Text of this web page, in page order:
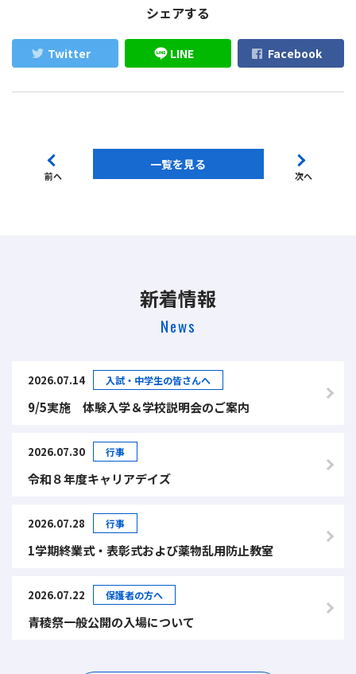
シェアする
Twitter LINE Facebook
前へ
一覧を見る
次へ
新着情報
News
2026.07.14 入試・中学生の皆さんへ
9/5実施 体験入学＆学校説明会のご案内
2026.07.30 行事
令和８年度キャリアデイズ
2026.07.28 行事
1学期終業式・表彰式および薬物乱用防止教室
2026.07.22 保護者の方へ
青稜祭一般公開の入場について